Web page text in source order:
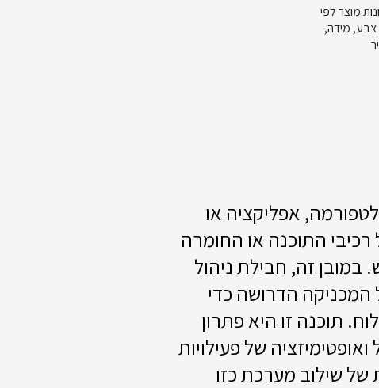
מוצר לפי
מידה,
אפליקציה או
התוכנה או החומרה
זה, חבילת ניהול
הדרושה כדי
תוכנה זו היא פתרון
של פעילויות
שילוב מערכת כזו